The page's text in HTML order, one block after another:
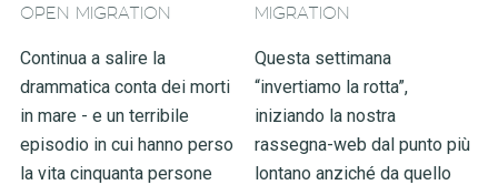
OPEN MIGRATION
Continua a salire la
drammatica conta dei morti
in mare - e un terribile
episodio in cui hanno perso
la vita cinquanta persone
MIGRATION
Questa settimana
“invertiamo la rotta”,
iniziando la nostra
rassegna-web dal punto più
lontano anziché da quello